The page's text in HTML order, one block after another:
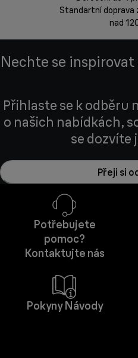
Standartní doprava
nad
Nechte se
Přihlaste se k odběru
o našich nabídkách,
se dozvíte
Přeji si
Potřebujete
pomoc?
Kontaktujte nás
Pokyny Návody